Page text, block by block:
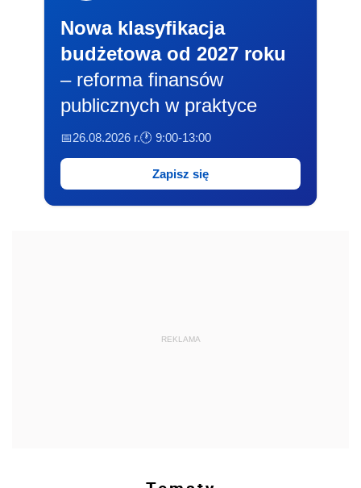
Nowa klasyfikacja
budżetowa od 2027 roku
– reforma finansów
publicznych w praktyce
📅26.08.2026 r.🕐 9:00-13:00
Zapisz się
REKLAMA